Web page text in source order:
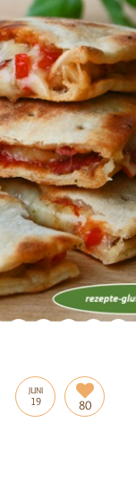
JUNI
19 80